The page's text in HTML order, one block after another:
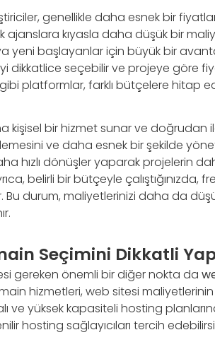
genellikle daha esnek bir
ajanslara kıyasla daha düşük bir
yeni başlayanlar için büyük bir
dikkatlice seçebilir ve projeye göre
platformlar, farklı bütçelere hitap
kişisel bir hizmet sunar ve doğrudan
ve daha esnek bir şekilde
hızlı dönüşler yaparak projelerin
belirli bir bütçeyle çalıştığınızda,
durum, maliyetlerinizi daha da
Seçimini Dikkatli
gereken önemli bir diğer nokta da
hizmetleri, web sitesi maliyetlerinin
ve yüksek kapasiteli hosting
hosting sağlayıcıları tercih